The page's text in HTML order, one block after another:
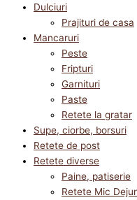
Dulciuri
Prajituri de casa
Mancaruri
Peste
Fripturi
Garnituri
Paste
Retete la gratar
Supe, ciorbe, borsuri
Retete de post
Retete diverse
Paine, patiserie
Retete Mic